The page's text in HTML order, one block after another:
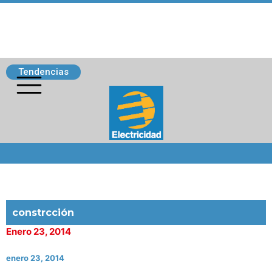
Tendencias
constrcción
Enero 23, 2014
enero 23, 2014